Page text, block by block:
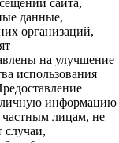
сайта,
данные,
организаций,
на улучшение
использования
информацию
частным лицам, не
случаи,